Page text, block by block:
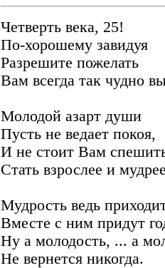
Четверть века, 25!
По-хорошему завидуя
Разрешите пожелать
Вам всегда так чудно
Молодой азарт души
Пусть не ведает покоя,
И не стоит Вам
Стать взрослее и
Мудрость ведь
Вместе с ним придут
Ну а молодость, ... а
Не вернется никогда.